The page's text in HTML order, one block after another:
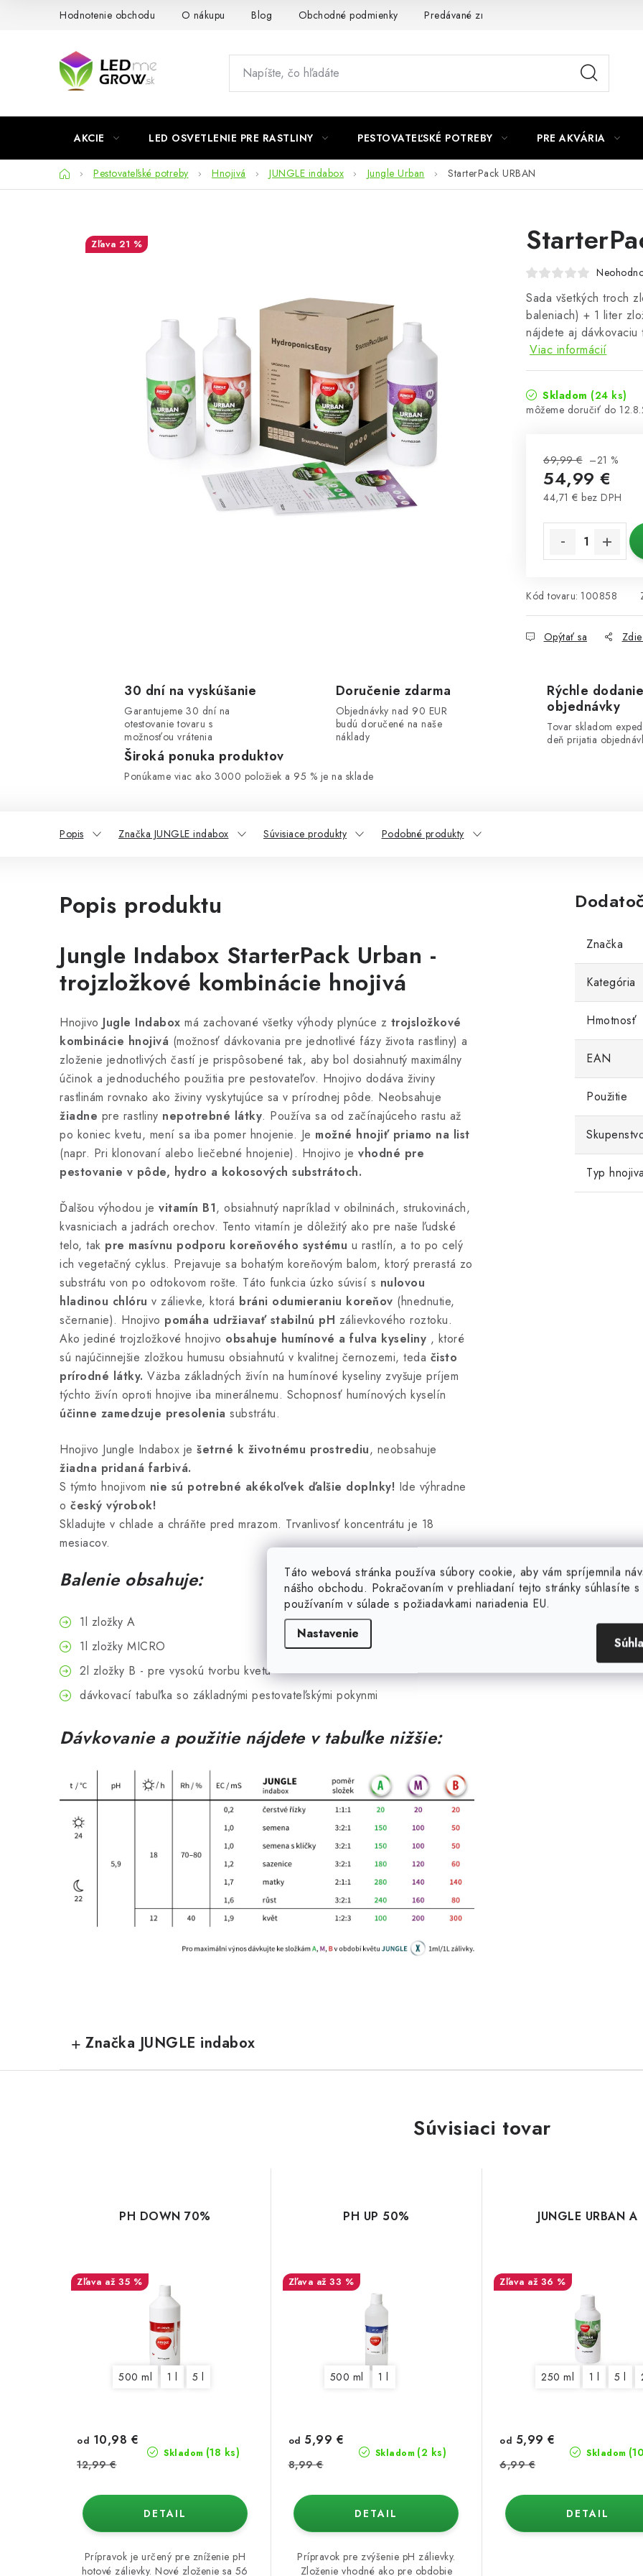
Táto webová stránka používa súbory cookie, aby vám spríjemnila
nášho obchodu. Pokračovaním v prehliadaní tejto stránky súhlasíte
používaním v súlade s požiadavkami nariadenia EU.
Nastavenie
Hodnotenie obchodu O nákupu Blog Obchodné podmienky Predávané značky
AKCIE LED OSVETLENIE PRE RASTLINY PESTOVATEĽSKÉ POTREBY PRE AKVÁRIA
DomovPestovateľské potreby Hnojivá JUNGLE indabox Jungle Urban StarterPack URBAN
Sada všetkých troch
baleniach) + 1 liter
nájdete aj dávkovaciu
Viac informácií
Skladom (24 ks)
69,99 € –21 %
54,99 €
44,71 € bez DPH
Kód tovaru: 100858
Opýtať sa
21 %
30 dní na vyskúšanie
Garantujeme 30 dní na
otestovanie tovaru s
možnosťou vrátenia
Doručenie zdarma
Objednávky nad 90 EUR
budú doručené na naše
náklady
Rýchle dodanie
objednávky
Tovar skladom
deň prijatia
Široká ponuka produktov
Ponúkame viac ako 3000 položiek a 95 % je na sklade
Popis Značka JUNGLE indabox Súvisiace produkty Podobné produkty
Popis produktu
Jungle Indabox StarterPack Urban -
trojzložkové kombinácie hnojivá
Hnojivo Jugle Indabox má zachované všetky výhody plynúce z trojsložkové
kombinácie hnojivá (možnosť dávkovania pre jednotlivé fázy života rastliny) a
zloženie jednotlivých častí je prispôsobené tak, aby bol dosiahnutý maximálny
účinok a jednoduchého použitia pre pestovateľov. Hnojivo dodáva živiny
rastlinám rovnako ako živiny vyskytujúce sa v prírodnej pôde. Neobsahuje
žiadne pre rastliny nepotrebné látky. Používa sa od začínajúceho rastu až
po koniec kvetu, mení sa iba pomer hnojenie. Je možné hnojiť priamo na list
(napr. Pri klonovaní alebo liečebné hnojenie). Hnojivo je vhodné pre
pestovanie v pôde, hydro a kokosových substrátoch.
Ďalšou výhodou je vitamín B1, obsiahnutý napríklad v obilninách, strukovinách,
kvasniciach a jadrách orechov. Tento vitamín je dôležitý ako pre naše ľudské
telo, tak pre masívnu podporu koreňového systému u rastlín, a to po celý
ich vegetačný cyklus. Prejavuje sa bohatým koreňovým balom, ktorý prerastá zo
substrátu von po odtokovom rošte. Táto funkcia úzko súvisí s nulovou
hladinou chlóru v zálievke, ktorá bráni odumieraniu koreňov (hnednutie,
sčernanie). Hnojivo pomáha udržiavať stabilnú pH zálievkového roztoku.
Ako jediné trojzložkové hnojivo obsahuje humínové a fulva kyseliny , ktoré
sú najúčinnejšie zložkou humusu obsiahnutú v kvalitnej černozemi, teda čisto
prírodné látky. Väzba základných živín na humínové kyseliny zvyšuje príjem
týchto živín oproti hnojive iba minerálnemu. Schopnosť humínových kyselín
účinne zamedzuje presolenia substrátu.
Hnojivo Jungle Indabox je šetrné k životnému prostrediu, neobsahuje
žiadna pridaná farbivá.
S týmto hnojivom nie sú potrebné akékoľvek ďalšie doplnky! Ide výhradne
o český výrobok!
Skladujte v chlade a chráňte pred mrazom. Trvanlivosť koncentrátu je 18
mesiacov.
Balenie obsahuje:
1l zložky A
1l zložky MICRO
2l zložky B - pre vysokú tvorbu kvetu
dávkovací tabuľka so základnými pestovateľskými pokynmi
Dávkovanie a použitie nájdete v tabuľke nižšie:
Značka
Kategória
Hmotnosť
EAN
Použitie
Typ
Značka JUNGLE indabox
Súvisiaci tovar
PH DOWN 70%
až 35 %
500 ml 1 l 5 l
Skladom (18 ks)
od 10,98 €
12,99 €
DETAIL
Prípravok je určený pre zníženie pH
hotové zálievky. Nové zloženie sa 56
PH UP 50%
až 33 %
500 ml 1 l
Skladom (2 ks)
od 5,99 €
8,99 €
DETAIL
Prípravok pre zvýšenie pH zálievky.
Zloženie vhodné ako pre obdobie
JUNGLE URBAN A
až 36 %
250 ml 1 l 5 l
Skladom
od 5,99 €
6,99 €
DETAIL